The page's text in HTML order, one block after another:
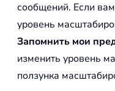
сообщений. Если
уровень
Запомнить мои
изменить уровень
ползунка